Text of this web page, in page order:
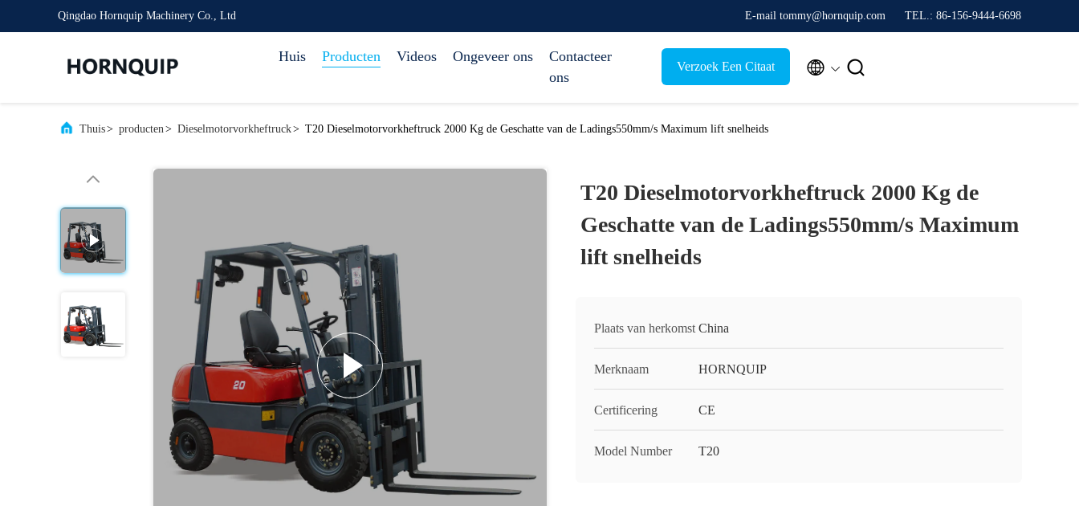
Qingdao Hornquip Machinery Co., Ltd E-mail tommy@hornquip.com TEL.: 86-156-9444-6698
Huis Producten Videos Ongeveer ons
Contacteer
ons
Verzoek Een Citaat  
Thuis> producten> Dieselmotorvorkheftruck> T20 Dieselmotorvorkheftruck 2000 Kg de Geschatte van de Ladings550mm/s Maximum lift snelheids
T20 Dieselmotorvorkheftruck 2000 Kg de
Geschatte van de Ladings550mm/s Maximum
lift snelheids
Plaats van herkomst China
Merknaam HORNQUIP
Certificering CE
Model Number T20